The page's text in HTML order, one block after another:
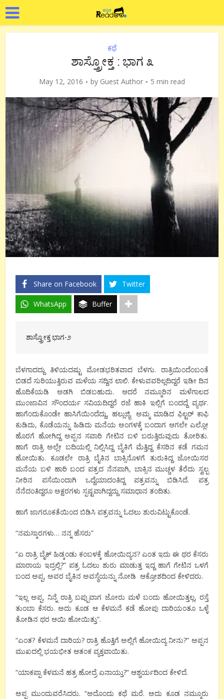
ಕಥೆ
ಶಾಸ್ತ್ರೋಕ್ತ : ಭಾಗ ೩
May 12, 2016 by Guest Author 5 min read
Share on Facebook Twitter
WhatsApp Buffer
ಶಾಸ್ತ್ರೋಕ್ತ ಭಾಗ-೨
ಬೆಳಗಾದದ್ದು ತಿಳಿಯದಷ್ಟು ಮೋಡಭರಿತವಾದ ಬೆಳಗು. ರಾತ್ರಿಯಿಂದೆಂಬಂತೆ
ಬಿಡದೆ ಸುರಿಯುತ್ತಿರುವ ಮಳೆಯ ಸದ್ದಿನ ಲಾಲಿ. ಕೇಳುವವರಿಲ್ಲದಿದ್ದರೆ ಇಡೀ ದಿನ
ಹೊದಿಕೆಯಡಿ ಅಡಗಿ ಬಿಡಬಹುದು. ಆದರೆ ನಮ್ಮೂರಿನ ಮಳೆಗಾಲದ
ಮುಂಜಾವಿನ ಸೌಂದರ್ಯ ಸವಿಯದಿದ್ದರೆ ರಜೆ ಹಾಕಿ ಇಲ್ಲಿಗೆ ಬಂದದ್ದೆ ವ್ಯರ್ಥ.
ಹಾಗೆಂದುಕೊಂಡೇ ಹಾಸಿಗೆಯಿಂದೆದ್ದು, ಹಲ್ಲುಜ್ಜಿ, ಅಮ್ಮ ಮಾಡಿದ ಫಿಲ್ಟರ್ ಕಾಫಿ
ಕುಡಿದು, ಕೊಡೆಯನ್ನು ಹಿಡಿದು ಮನೆಯ ಅಂಗಳಕ್ಕೆ ಬಂದಾಗ ಆಗಲೇ ಎಲ್ಲೋ
ಹೊರಗೆ ಹೋಗಿದ್ದ ಅಪ್ಪನ ಸವಾರಿ ಗೇಟಿನ ಬಳಿ ಬರುತ್ತಿರುವುದು ತೋರಿತು.
ಹಾಗೆ ರಾತ್ರಿ ಅಲ್ಲೇ ಬದಿಯಲ್ಲಿ ನಿಲ್ಲಿಸಿದ್ದ ಬೈಕಿಗೆ ಮೆತ್ತಿದ್ದ ಕೆಸರಿನ ಕಡೆ ಗಮನ
ಹೋಯಿತು. ಕೂಡಲೇ ರಾತ್ರಿ ಬೈಕಿನ ಬಾಕ್ಸಿನೊಳಗೆ ತುರುಕಿದ್ದ ಜೋಯಿಸರ
ಮನೆಯ ಬಳಿ ಹಾರಿ ಬಂದ ಪತ್ರದ ನೆನಪಾಗಿ, ಬಾಕ್ಸಿನ ಮುಚ್ಚಳ ತೆರೆದು ಸ್ವಲ್ಪ
ನೀರಿನ ಪಸೆಯಿಂದಾಗಿ ಒದ್ದೆಯಾದಂತಿದ್ದ ಪತ್ರವನ್ನು ಬಿಡಿಸಿದೆ. ಪತ್ರ
ನೆನೆದಂತಿದ್ದರೂ ಅಕ್ಷರಗಳು ಸ್ಪಷ್ಟವಾಗಿದ್ದದ್ದು ಸಮಾಧಾನ ತಂದಿತು.
ಹಾಗೆ ಜಾಗರೂಕತೆಯಿಂದ ಬಿಡಿಸಿ ಪತ್ರವನ್ನು ಓದಲು ಶುರುವಿಟ್ಟುಕೊಂಡೆ.
“ನಮಸ್ಕಾರಗಳು… ನನ್ನ ಹೆಸರು”
“ಏ ರಾತ್ರಿ ಬೈಕ್ ಹಿಡ್ಕಂಡು ಕಂಬಳಕ್ಕೆ ಹೋಯಿದ್ಯನ? ಎಂತ ಇದು ಈ ಥರ ಕೆಸರು
ಮಾರಾಯ ಇದ್ರಲ್ಲಿ?” ಪತ್ರ ಓದಲು ಶುರು ಮಾಡುತ್ತ ಇದ್ದ ಹಾಗೆ ಗೇಟಿನ ಒಳಗೆ
ಬಂದ ಅಪ್ಪ, ಅವರ ಬೈಕಿನ ಅವಸ್ಥೆಯನ್ನು ನೋಡಿ ಆಕ್ರೋಶದಿಂದ ಕೇಳಿದರು.
“ಇಲ್ಲ ಅಪ್ಪ, ನಿನ್ನೆ ರಾತ್ರಿ ಬಪ್ಪುವಾಗ ಜೋರು ಮಳೆ ಬಂದು ಹೋಯಿತ್ತಲ್ಲ, ರಸ್ತೆ
ತುಂಬಾ ಕೆಸರು. ಅದು ಕೂಡ ಆ ಕೆಳಮನೆ ಕಡೆ ಹೋಪು ದಾರಿಯಂತೂ ಒಳ್ಳೆ
ತೋಡಿನ ಥರ ಆಯಿ ಹೋಯಿತ್ತು”.
“ಎಂತ? ಕೆಳಮನೆ ದಾರಿಯ? ರಾತ್ರಿ ಹೊತ್ತಿಗೆ ಅಲ್ಲಿಗೆ ಹೋಯಿದ್ಯ ನೀನು?” ಅಪ್ಪನ
ಮುಖದಲ್ಲಿ ಭಯಭೀತ ಆತಂಕ ವ್ಯಕ್ತವಾಯಿತು.
“ಯಾಕಪ್ಪಾ ಕೆಳಮನೆ ಹತ್ರ ಹೋದ್ರೆ ಏನಾಯ್ತು?” ಆಶ್ಚರ್ಯದಿಂದ ಕೇಳಿದೆ.
ಅಪ್ಪ ಮುಂದುವರೆಸಿದರು. “ಅದೊಂದು ಕಥೆ ಮರೆ. ಅದು ಕೂಡ ನಮ್ಮೂರು